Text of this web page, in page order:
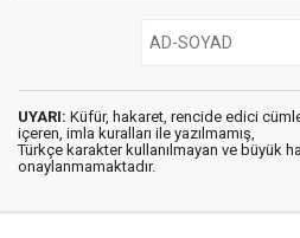
UYARI: Küfür, hakaret, rencide edici
içeren, imla kuralları ile yazılmamış,
Türkçe karakter kullanılmayan ve büyük
onaylanmamaktadır.